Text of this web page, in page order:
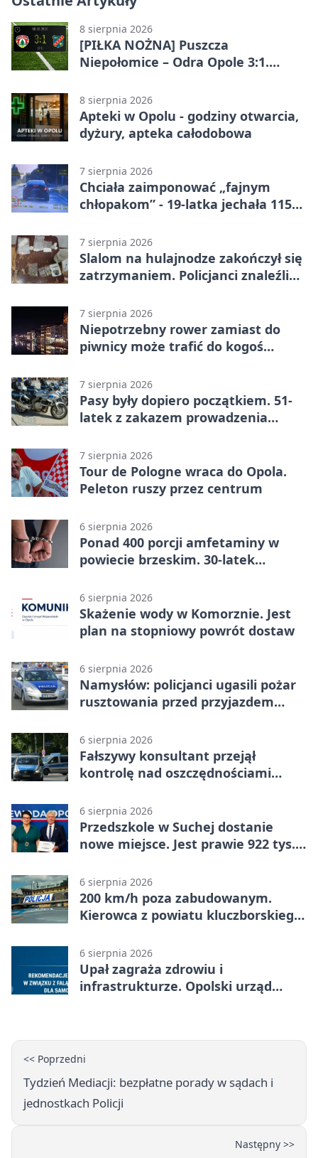
8 sierpnia 2026
[PIŁKA NOŻNA] Puszcza
Niepołomice – Odra Opole 3:1.
ligi
8 sierpnia 2026
Apteki w Opolu - godziny otwarcia,
dyżury, apteka całodobowa
7 sierpnia 2026
Chciała zaimponować „fajnym
chłopakom” - 19-latka jechała 115
7 sierpnia 2026
Slalom na hulajnodze zakończył się
zatrzymaniem. Policjanci znaleźli
7 sierpnia 2026
Niepotrzebny rower zamiast do
piwnicy może trafić do kogoś
7 sierpnia 2026
Pasy były dopiero początkiem. 51-
latek z zakazem prowadzenia
7 sierpnia 2026
Tour de Pologne wraca do Opola.
Peleton ruszy przez centrum
6 sierpnia 2026
Ponad 400 porcji amfetaminy w
powiecie brzeskim. 30-latek
6 sierpnia 2026
Skażenie wody w Komorznie. Jest
plan na stopniowy powrót dostaw
6 sierpnia 2026
Namysłów: policjanci ugasili pożar
rusztowania przed przyjazdem
6 sierpnia 2026
Fałszywy konsultant przejął
kontrolę nad oszczędnościami
6 sierpnia 2026
Przedszkole w Suchej dostanie
nowe miejsce. Jest prawie 922 tys.
6 sierpnia 2026
200 km/h poza zabudowanym.
Kierowca z powiatu kluczborskiego
6 sierpnia 2026
Upał zagraża zdrowiu i
infrastrukturze. Opolski urząd
<< Poprzedni
Tydzień Mediacji: bezpłatne porady w sądach i
jednostkach Policji
Następny >>